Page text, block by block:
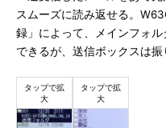
スムーズに読み返せる。
録」によって、メインフォ
できるが、送信ボックスは振